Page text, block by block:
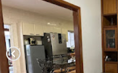
chevron_left